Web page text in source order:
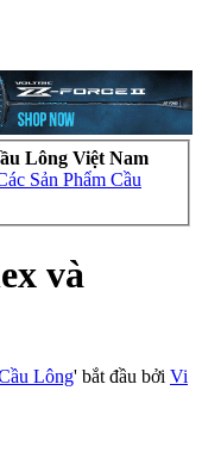
Lông Việt Nam
Sản Phẩm Cầu
và
Lông' bắt đầu bởi Vi